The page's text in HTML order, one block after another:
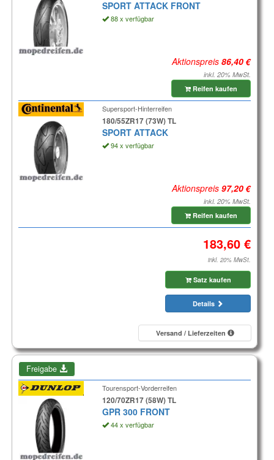
SPORT ATTACK FRONT
88 x verfügbar
Aktionspreis
inkl. 20% MwSt.
Reifen kaufen
Supersport-Hinterreifen
180/55ZR17 (73W) TL
SPORT ATTACK
94 x verfügbar
Aktionspreis
inkl. 20% MwSt.
Reifen kaufen
inkl. 20% MwSt.
Satz kaufen
Details
Versand / Lieferzeiten
Freigabe
Tourensport-Vorderreifen
120/70ZR17 (58W) TL
GPR 300 FRONT
44 x verfügbar